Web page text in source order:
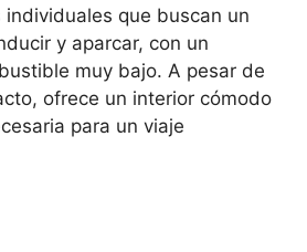
individuales que buscan un
y aparcar, con un
muy bajo. A pesar de
ofrece un interior cómodo
para un viaje